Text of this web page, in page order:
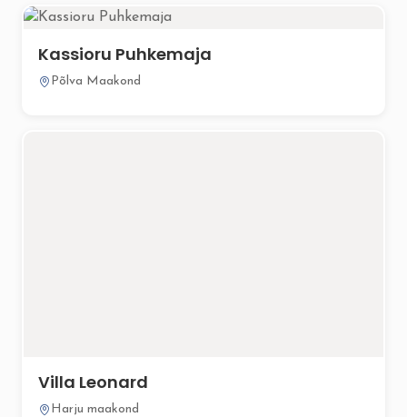
Kassioru Puhkemaja
Põlva Maakond
Villa Leonard
Harju maakond